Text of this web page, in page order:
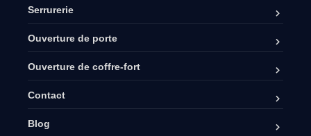
Serrurerie
Ouverture de porte
Ouverture de coffre-fort
Contact
Blog